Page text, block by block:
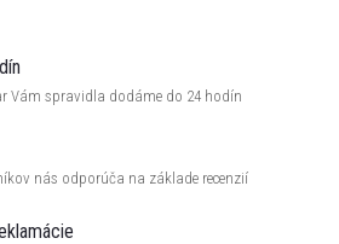
Vám spravidla dodáme do 24 hodín
nás odporúča na základe recenzií